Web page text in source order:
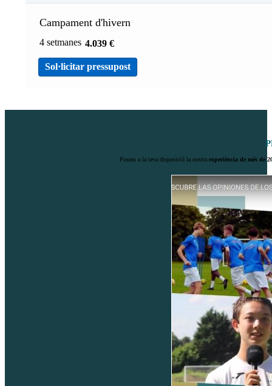
Campament d'hivern
4 setmanes 4.039 €
Sol·licitar pressupost
Posem a la teva disposició la nostra experiència de més de